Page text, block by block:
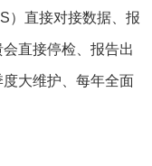
）直接对接数据、报
直接停检、报告出
大维护、每年全面